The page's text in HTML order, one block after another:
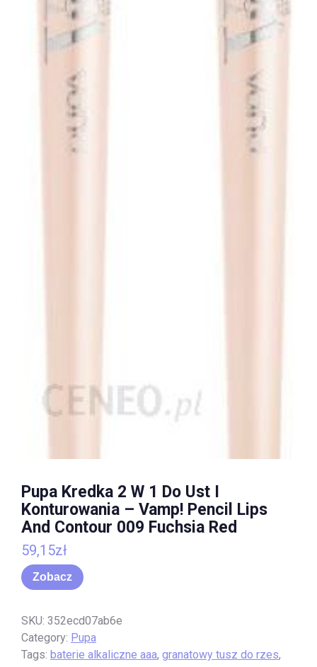
Pupa Kredka 2 W 1 Do Ust I
Konturowania – Vamp! Pencil Lips
And Contour 009 Fuchsia Red
59,15zł
Zobacz
SKU: 352ecd07ab6e
Category: Pupa
Tags: baterie alkaliczne aaa, granatowy tusz do rzes,